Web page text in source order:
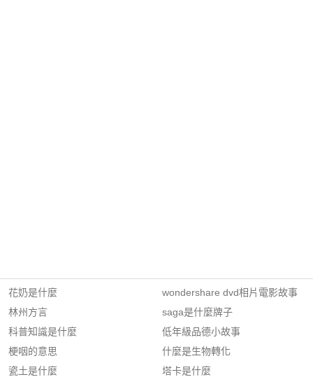
花奶是什麼
林州方言
科普知識是什麼
梗咽的意思
瓷土是什麼
wondershare dvd相片電影故事
saga是什麼牌子
低年級品德小故事
什麼是生物轉化
塔卡是什麼